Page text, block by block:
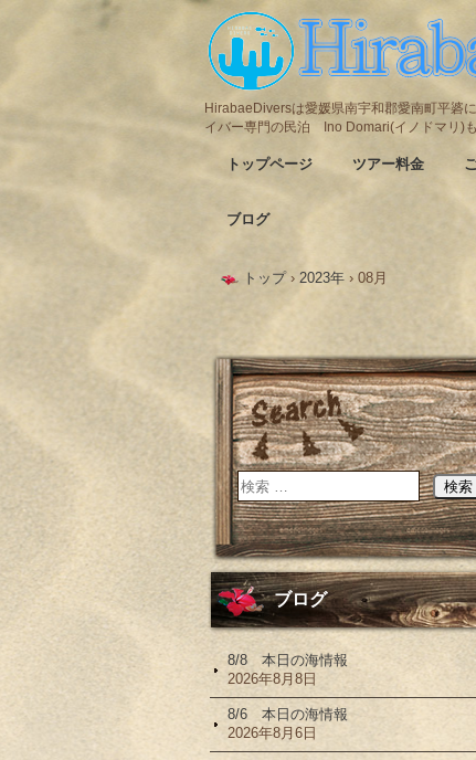
HirabaeDiversは愛媛県南宇和郡愛南町平碆
イバー専門の民泊 Ino Domari(イノドマリ)も
トップページ ツアー料金
ブログ
トップ › 2023年 › 08月
ブログ
8/8 本日の海情報
2026年8月8日
8/6 本日の海情報
2026年8月6日